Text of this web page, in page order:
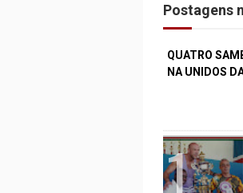
Postagens
QUATRO
NA UNIDOS